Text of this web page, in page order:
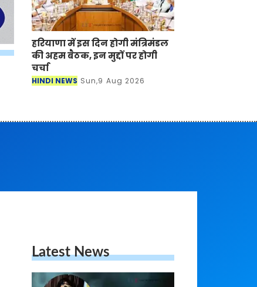
हरियाणा में इस दिन होगी मंत्रिमंडल
की अहम बैठक, इन मुद्दों पर होगी
चर्चा
HINDI NEWS Sun,9 Aug 2026
Latest News